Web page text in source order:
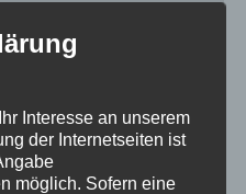
Interesse an unserem
der Internetseiten ist
möglich. Sofern eine